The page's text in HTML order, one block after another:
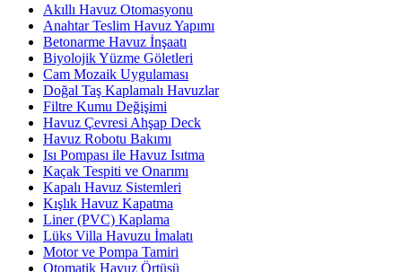
Akıllı Havuz Otomasyonu
Anahtar Teslim Havuz Yapımı
Betonarme Havuz İnşaatı
Biyolojik Yüzme Göletleri
Cam Mozaik Uygulaması
Doğal Taş Kaplamalı Havuzlar
Filtre Kumu Değişimi
Havuz Çevresi Ahşap Deck
Havuz Robotu Bakımı
Isı Pompası ile Havuz Isıtma
Kaçak Tespiti ve Onarımı
Kapalı Havuz Sistemleri
Kışlık Havuz Kapatma
Liner (PVC) Kaplama
Lüks Villa Havuzu İmalatı
Motor ve Pompa Tamiri
Otomatik Havuz Örtüsü